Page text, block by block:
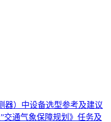
器）中设备选型参考及建议
交通气象保障规划》任务及